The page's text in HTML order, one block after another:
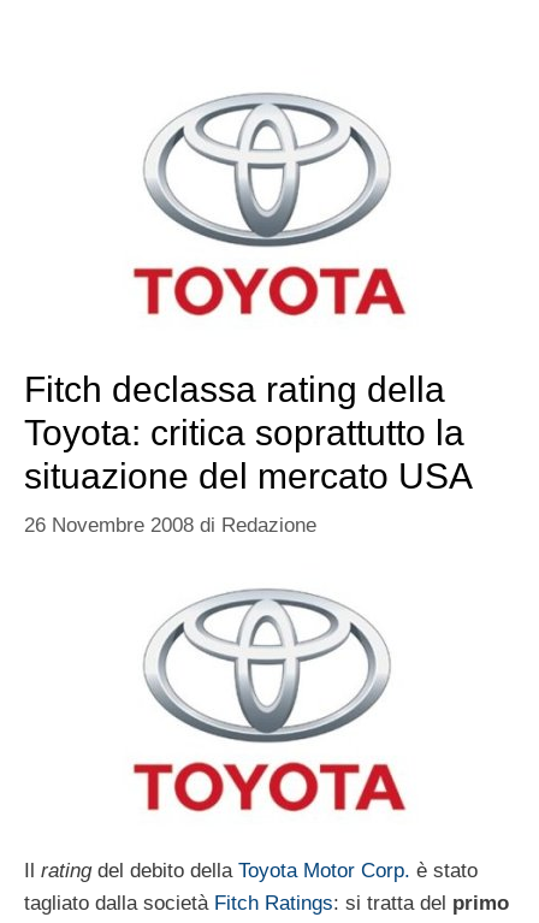
Fitch declassa rating della
Toyota: critica soprattutto la
situazione del mercato USA
26 Novembre 2008 di Redazione
ratingdel debito della Toyota Motor Corp. è stato
tagliato dalla società Fitch Ratings: si tratta del primo